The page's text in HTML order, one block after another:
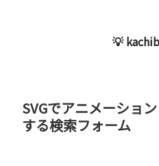
💡
SVGでアニメーショ
する検索フォーム